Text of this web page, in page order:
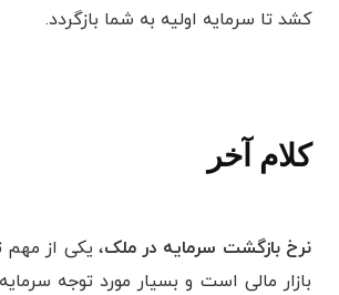
‌کشد تا سرمایه اولیه به شما بازگردد.
کلام آخر
نرخ بازگشت سرمایه در ملک، یکی از
بازار مالی است و بسیار مورد توجه